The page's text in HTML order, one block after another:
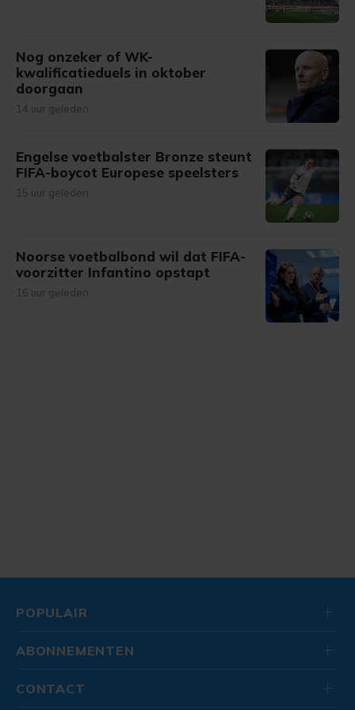
Nog onzeker of WK-
kwalificatieduels in oktober
doorgaan
14 uur geleden
Engelse voetbalster Bronze steunt
FIFA-boycot Europese speelsters
15 uur geleden
Noorse voetbalbond wil dat FIFA-
voorzitter Infantino opstapt
16 uur geleden
POPULAIR
ABONNEMENTEN
CONTACT